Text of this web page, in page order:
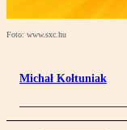
Foto: www.sxc.hu
Michał Kołtuniak